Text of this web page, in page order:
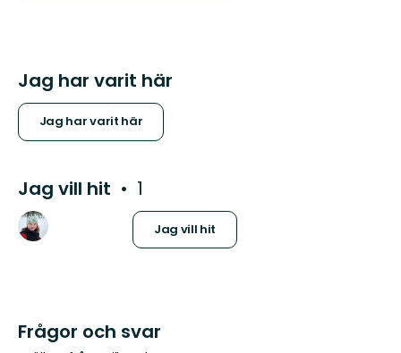
Jag har varit här
Jag har varit här
Jag vill hit 1
Jag vill hit
Frågor och svar